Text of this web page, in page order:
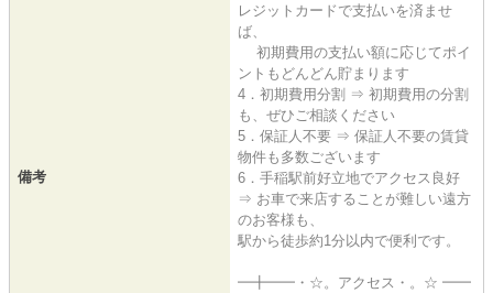
備考
レジットカードで支払いを済ませ
ば、
初期費用の支払い額に応じてポイ
ントもどんどん貯まります
4．初期費用分割 ⇒ 初期費用の分割
も、ぜひご相談ください
5．保証人不要 ⇒ 保証人不要の賃貸
物件も多数ございます
6．手稲駅前好立地でアクセス良好
⇒ お車で来店することが難しい遠方
のお客様も、
駅から徒歩約1分以内で便利です。
━╋━━・☆。アクセス・。☆ ━━